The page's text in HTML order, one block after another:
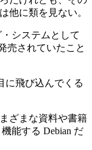
他に類を見ない。
システムとして
売されていたこと
に飛び込んでくる
ざまな資料や書籍
能する Debian だ